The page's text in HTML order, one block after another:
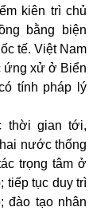
kiên trì chủ
bằng biện
tế. Việt Nam
ứng xử ở Biển
tính pháp lý
thời gian tới,
nước thống
trọng tâm ở
tiếp tục duy trì
đào tạo nhân